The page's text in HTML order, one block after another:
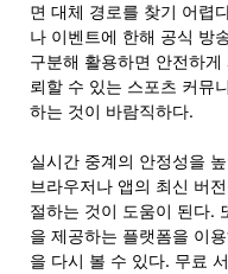
면 대체 경로를 찾기 어렵
나 이벤트에 한해 공식 방
구분해 활용하면 안전하
뢰할 수 있는 스포츠 커뮤
하는 것이 바람직하다.
실시간 중계의 안정성을
브라우저나 앱의 최신 버
절하는 것이 도움이 된다.
을 제공하는 플랫폼을 이
을 다시 볼 수 있다. 무료